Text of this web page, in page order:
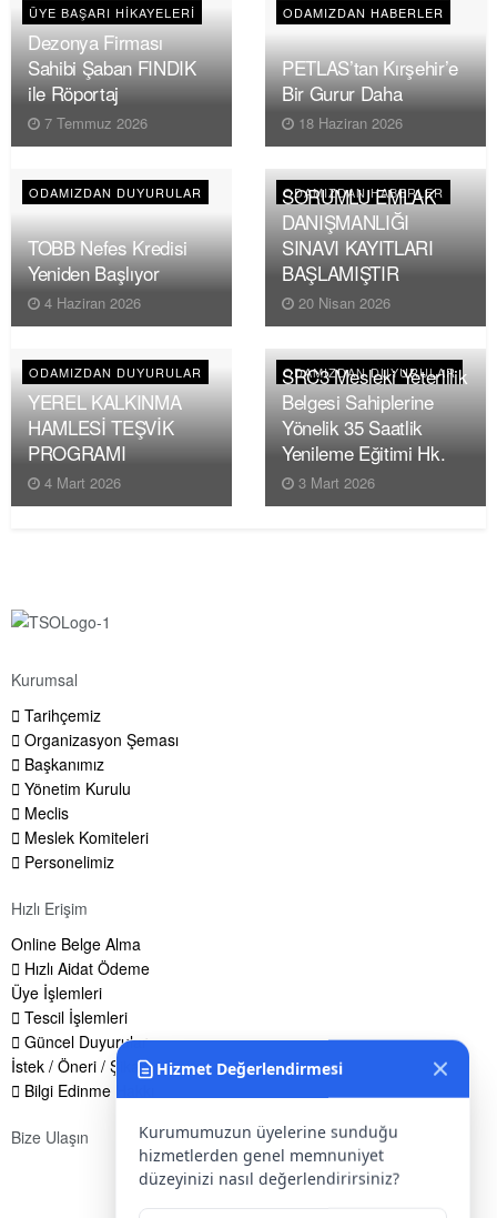
ÜYE BAŞARI HIKAYELERI
Dezonya Firması
Sahibi Şaban FINDIK
ile Röportaj
7 Temmuz 2026
ODAMIZDAN HABERLER
PETLAS’tan Kırşehir’e
Bir Gurur Daha
18 Haziran 2026
ODAMIZDAN DUYURULAR
TOBB Nefes Kredisi
Yeniden Başlıyor
4 Haziran 2026
ODAMIZDAN HABERLER
SORUMLU EMLAK
DANIŞMANLIĞI
SINAVI KAYITLARI
BAŞLAMIŞTIR
20 Nisan 2026
ODAMIZDAN DUYURULAR
YEREL KALKINMA
HAMLESİ TEŞVİK
PROGRAMI
4 Mart 2026
ODAMIZDAN DUYURULAR
SRC3 Mesleki Yeterlilik
Belgesi Sahiplerine
Yönelik 35 Saatlik
Yenileme Eğitimi Hk.
3 Mart 2026
Kurumsal
Tarihçemiz
Organizasyon Şeması
Başkanımız
Yönetim Kurulu
Meclis
Meslek Komiteleri
Personelimiz
Hızlı Erişim
Online Belge Alma
Hızlı Aidat Ödeme
Üye İşlemleri
Tescil İşlemleri
Güncel Duyurular
İstek / Öneri / Şikayet Formu
Bilgi Edinme Hakkı
Bize Ulaşın
Yenice Mah. Atatürk Cad. Tüccarlar İşhanı Kat:1 No:1
Hizmet Değerlendirmesi
Kurumumuzun üyelerine sunduğu
hizmetlerden genel memnuniyet
düzeyinizi nasıl değerlendirirsiniz?